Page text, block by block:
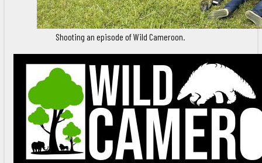
Shooting an episode of Wild Cameroon.